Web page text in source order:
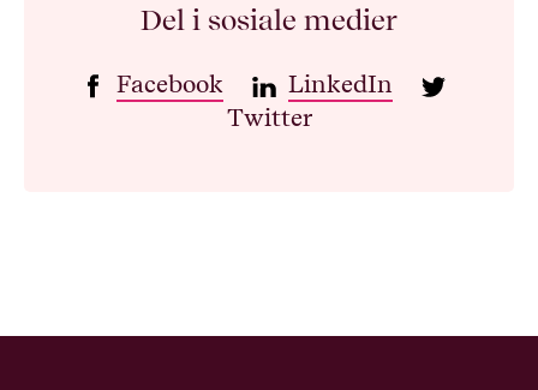
Del i sosiale medier
Facebook
LinkedIn
Twitter